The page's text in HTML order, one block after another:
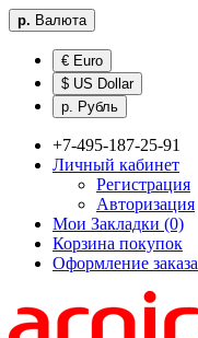
р. Валюта
€ Euro
$ US Dollar
р. Рубль
+7-495-187-25-91
Личный кабинет
Регистрация
Авторизация
Мои Закладки (0)
Корзина покупок
Оформление заказа